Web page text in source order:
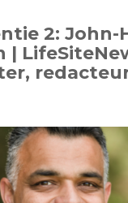
2: John-
|